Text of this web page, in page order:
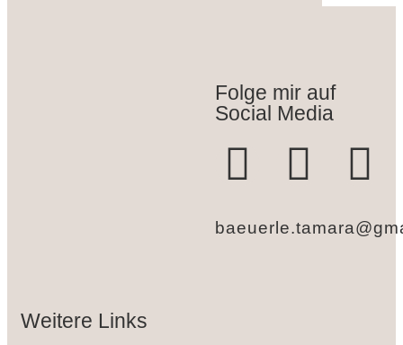
Folge mir auf
Social Media
Weitere Links